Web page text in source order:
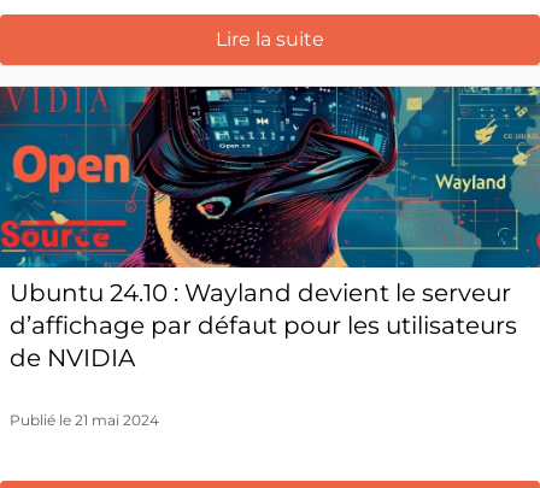
Lire la suite
Ubuntu 24.10 : Wayland devient le serveur
d’affichage par défaut pour les utilisateurs
de NVIDIA
Publié le 21 mai 2024